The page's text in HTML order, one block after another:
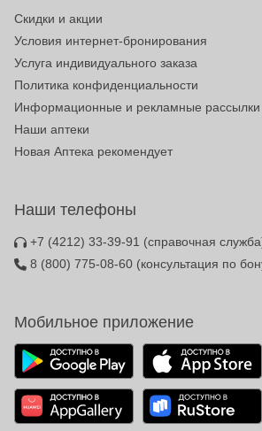
Скидки и акции
Условия интернет-бронирования
Услуга индивидуального заказа
Политика конфиденциальности
Информационные и рекламные рассылки
Наши аптеки
Новая Аптека рекомендует
Наши телефоны
+7 (4212) 33-39-91 (справочная
8 (800) 775-08-60 (консультация по
Мобильное приложение